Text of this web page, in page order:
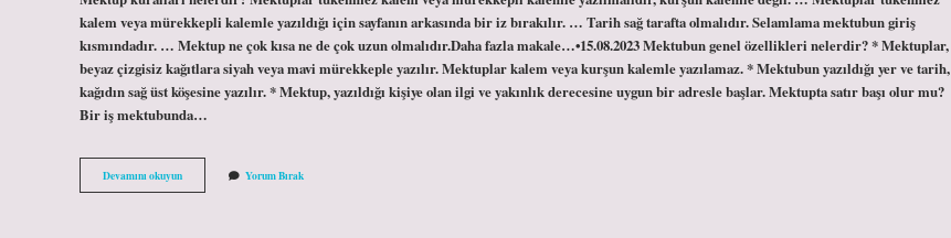
kalem veya mürekkepli kalemle yazıldığı için sayfanın arkasında bir iz bırakılır. … Tarih sağ tarafta olmalıdır. Selamlama mektubun giriş
kısmındadır. … Mektup ne çok kısa ne de çok uzun olmalıdır.Daha fazla makale…•15.08.2023 Mektubun genel özellikleri nelerdir? * Mektuplar,
beyaz çizgisiz kağıtlara siyah veya mavi mürekkeple yazılır. Mektuplar kalem veya kurşun kalemle yazılamaz. * Mektubun yazıldığı yer ve tarih,
kağıdın sağ üst köşesine yazılır. * Mektup, yazıldığı kişiye olan ilgi ve yakınlık derecesine uygun bir adresle başlar. Mektupta satır başı olur mu?
Bir iş mektubunda…
Devamını okuyunMektupta
Başlık
Yorum Bırak